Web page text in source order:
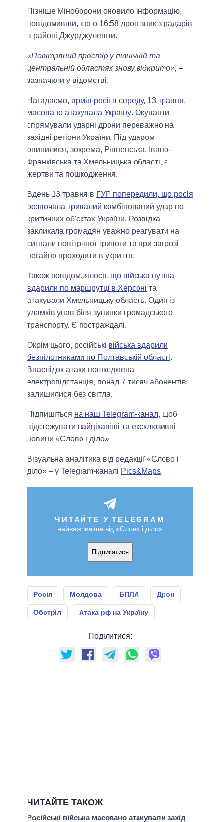
Пізніше Міноборони оновило інформацію,
повідомивши, що о 16:58 дрон зник з радарів
в районі Джурджулешти.
«Повітряний простір у північній та
центральній областях знову відкрито», –
зазначили у відомстві.
Нагадаємо, армія росії в середу, 13 травня,
масовано атакувала Україну. Окупанти
спрямували ударні дрони переважно на
західні регіони України. Під ударом
опинилися, зокрема, Рівненська, Івано-
Франківська та Хмельницька області, є
жертви та пошкодження.
Вдень 13 травня в ГУР попередили, що росія
розпочала тривалий комбінований удар по
критичних об'єктах України. Розвідка
закликала громадян уважно реагувати на
сигнали повітряної тривоги та при загрозі
негайно проходити в укриття.
Також повідомлялося, що війська путіна
вдарили по маршрутці в Херсоні та
атакували Хмельницьку область. Один із
уламків упав біля зупинки громадського
транспорту. Є постраждалі.
Окрім цього, російські війська вдарили
безпілотниками по Полтавській області.
Внаслідок атаки пошкоджена
електропідстанція, понад 7 тисяч абонентів
залишилися без світла.
Підпишіться на наш Telegram-канал, щоб
відстежувати найцікавіші та ексклюзивні
новини «Слово і діло».
Візуальна аналітика від редакції «Слово і
діло» – у Telegram-каналі Pics&Maps.
ЧИТАЙТЕ У TELEGRAM
найважливіше від «Слово і діло»
Підписатися
Росія Молдова БПЛА Дрон
Обстріл Атака рф на Україну
Поділитися:
ЧИТАЙТЕ ТАКОЖ
Російські війська масовано атакували захід